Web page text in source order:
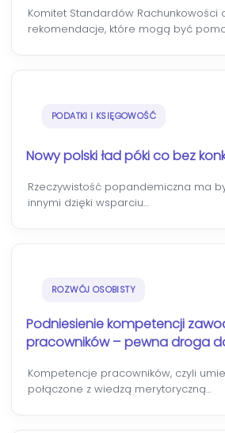
Komitet Standardów Rachunkowości
rekomendacje, które mogą być
PODATKI I KSIĘGOWOŚĆ
Nowy polski ład póki co bez
Rzeczywistość popandemiczna ma
innymi dzięki wsparciu…
ROZWÓJ OSOBISTY
Podniesienie kompetencji
pracowników – pewna droga
Kompetencje pracowników, czyli
połączone z wiedzą merytoryczną…